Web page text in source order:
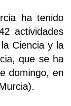
ha tenido
actividades
Ciencia y la
que se ha
domingo, en